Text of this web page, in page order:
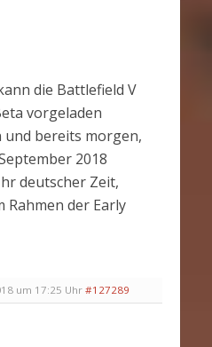
die Battlefield V
vorgeladen
und bereits morgen,
2018
deutscher Zeit,
Rahmen der Early
um 17:25 Uhr #127289